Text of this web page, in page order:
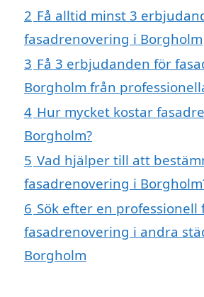
2 Få alltid minst 3
fasadrenovering i Borgholm
3 Få 3 erbjudanden för
Borgholm från
4 Hur mycket kostar
Borgholm?
5 Vad hjälper till att
fasadrenovering i
6 Sök efter en professionell
fasadrenovering i andra
Borgholm